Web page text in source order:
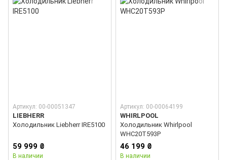
Артикул: 00-00051347
LIEBHERR
Холодильник Liebherr IRE5100
59 999 ₴
В наличии
Артикул: 00-00064199
WHIRLPOOL
Холодильник Whirlpool
WHC20T593P
46 199 ₴
В наличии